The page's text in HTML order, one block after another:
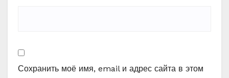
Сохранить моё имя, email и адрес сайта в этом